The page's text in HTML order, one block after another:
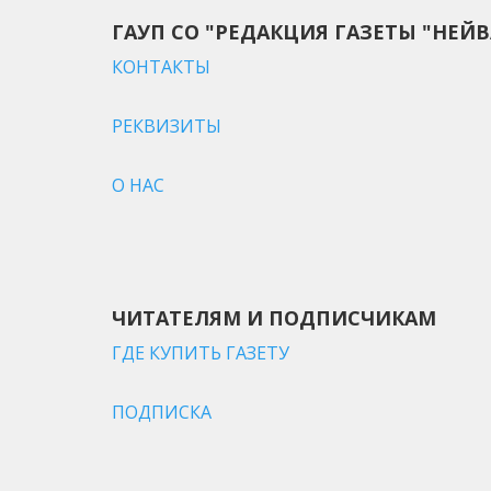
ГАУП СО "РЕДАКЦИЯ ГАЗЕТЫ
КОНТАКТЫ
РЕКВИЗИТЫ
О НАС
ЧИТАТЕЛЯМ И ПОДПИСЧИКАМ
ГДЕ КУПИТЬ ГАЗЕТУ
ПОДПИСКА